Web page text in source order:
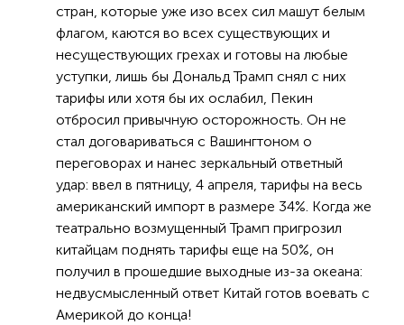
стран, которые уже изо всех сил машут белым
флагом, каются во всех существующих и
несуществующих грехах и готовы на любые
уступки, лишь бы Дональд Трамп снял с них
тарифы или хотя бы их ослабил, Пекин
отбросил привычную осторожность. Он не
стал договариваться с Вашингтоном о
переговорах и нанес зеркальный ответный
удар: ввел в пятницу, 4 апреля, тарифы на весь
американский импорт в размере 34%. Когда же
театрально возмущенный Трамп пригрозил
китайцам поднять тарифы еще на 50%, он
получил в прошедшие выходные из-за океана:
недвусмысленный ответ Китай готов воевать с
Америкой до конца!